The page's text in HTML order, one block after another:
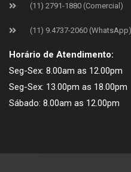
(11) 2791-1880 (Comercial)
(11) 9.4737-2060 (WhatsApp)
Horário de Atendimento:
Seg-Sex: 8.00am as 12.00pm
Seg-Sex: 13.00pm as 18.00pm
Sábado: 8.00am as 12.00pm